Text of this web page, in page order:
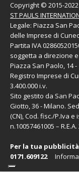
Copyright © 2015-
ST PAULS
Legale: Piazza San
delle Imprese di
Partita IVA
soggetta a direzione
Piazza San Paolo, 14 -
Registro Imprese di
3.400.000 i.v.
Sito gestito da San
Giotto, 36 - Milano.
(CN), Cod. fisc./P.Iva
n.10057461005 –
Per la tua
0171.609122